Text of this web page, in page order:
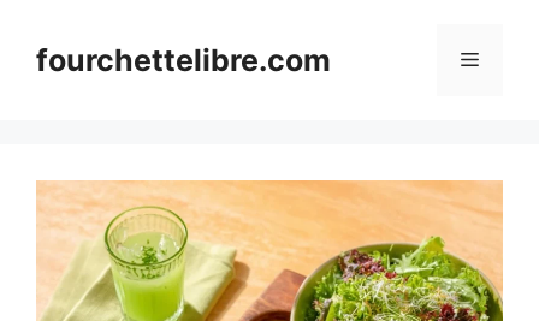
contentfourchettelibre.com Menu